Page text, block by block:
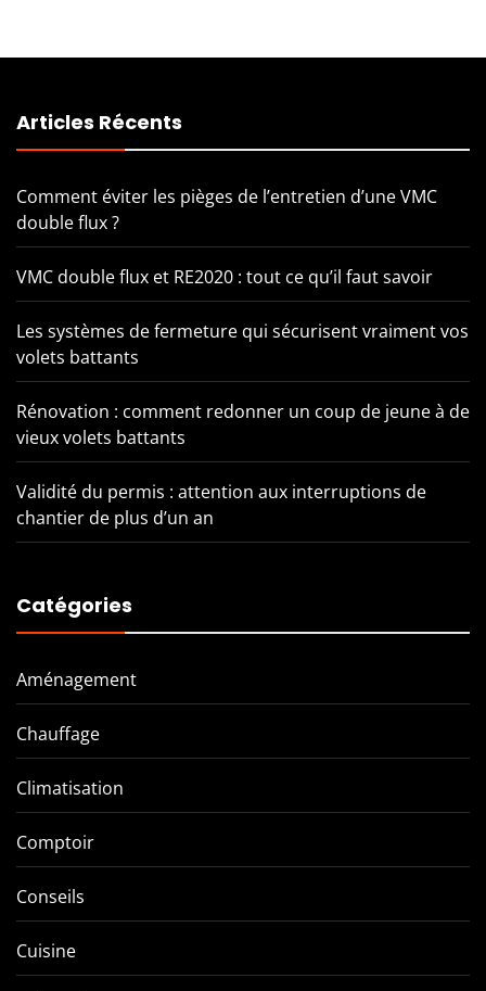
Articles Récents
Comment éviter les pièges de l’entretien d’une VMC
double flux ?
VMC double flux et RE2020 : tout ce qu’il faut savoir
Les systèmes de fermeture qui sécurisent vraiment vos
volets battants
Rénovation : comment redonner un coup de jeune à de
vieux volets battants
Validité du permis : attention aux interruptions de
chantier de plus d’un an
Catégories
Aménagement
Chauffage
Climatisation
Comptoir
Conseils
Cuisine